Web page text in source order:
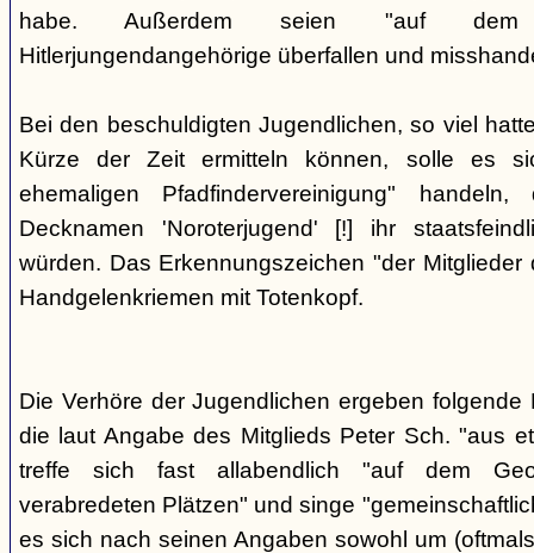
habe. Außerdem seien "auf dem
Hitlerjungendangehörige überfallen und
Bei den beschuldigten Jugendlichen, so viel
Kürze der Zeit ermitteln können, solle es
ehemaligen Pfadfindervereinigung"
Decknamen 'Noroterjugend' [!] ihr
würden. Das Erkennungszeichen "der Mitglieder
Handgelenkriemen mit Totenkopf.
Die Verhöre der Jugendlichen ergeben folgende
die laut Angabe des Mitglieds Peter Sch. "aus
treffe sich fast allabendlich "auf dem
verabredeten Plätzen" und singe
es sich nach seinen Angaben sowohl um